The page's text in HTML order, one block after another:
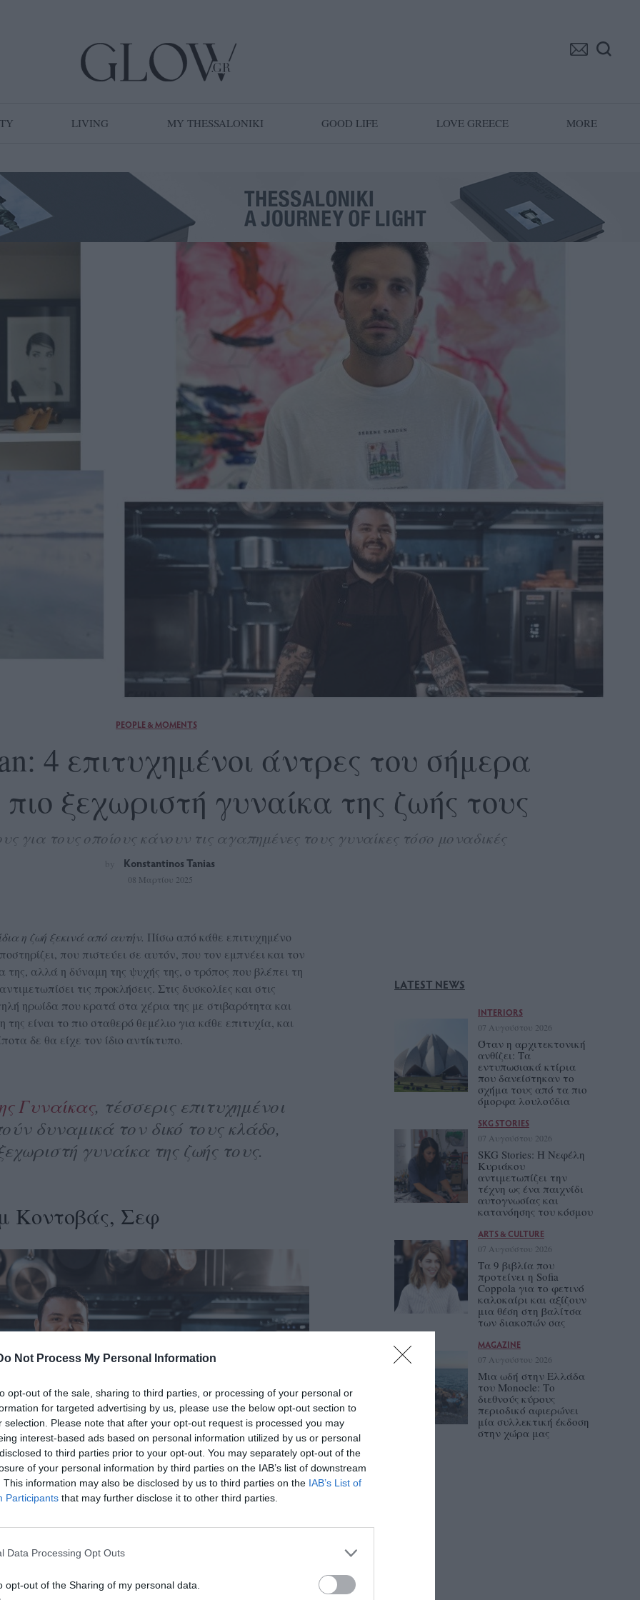
Not Process My Personal Information
opt-out of the sale, sharing to third parties, or processing of your personal or
for targeted advertising by us, please use the below opt-out section to
selection. Please note that after your opt-out request is processed you may
interest-based ads based on personal information utilized by us or personal
to third parties prior to your opt-out. You may separately opt-out of the
of your personal information by third parties on the IAB’s list of downstream
This information may also be disclosed by us to third parties on the IAB’s List of
Participants that may further disclose it to other third parties.
Data Processing Opt Outs
opt-out of the Sharing of my personal data.
LIVING MY THESSALONIKI GOOD LIFE LOVE GREECE MORE
PEOPLE & MOMENTS
4 επιτυχημένοι άντρες του σήμερα
ξεχωριστή γυναίκα της ζωής τους
για τους οποίους κάνουν τις αγαπημένες τους γυναίκες τόσο μοναδικές
by Konstantinos Tanias
08 Μαρτίου 2025
η ζωή ξεκινά από αυτήν. Πίσω από κάθε επιτυχημένο
που πιστεύει σε αυτόν, που τον εμπνέει και τον
της, αλλά η δύναμη της ψυχής της, ο τρόπος που βλέπει τη
τις προκλήσεις. Στις δυσκολίες και στις
ηρωίδα που κρατά στα χέρια της με στιβαρότητα και
είναι το πιο σταθερό θεμέλιο για κάθε επιτυχία, και
δε θα είχε τον ίδιο αντίκτυπο.
Γυναίκας, τέσσερις επιτυχημένοι
δυναμικά τον δικό τους κλάδο,
γυναίκα της ζωής τους.
Κοντοβάς, Σεφ
LATEST NEWS
INTERIORS
07 Αυγούστου 2026
Όταν η αρχιτεκτονική
ανθίζει: Τα
εντυπωσιακά κτίρια
που δανείστηκαν το
σχήμα τους από τα πιο
όμορφα λουλούδια
SKG STORIES
07 Αυγούστου 2026
SKG Stories: Η Νεφέλη
Κυριάκου
αντιμετωπίζει την
τέχνη ως ένα παιχνίδι
αυτογνωσίας και
κατανόησης του κόσμου
ARTS & CULTURE
07 Αυγούστου 2026
Τα 9 βιβλία που
προτείνει η Sofia
Coppola για το φετινό
καλοκαίρι και αξίζουν
μια θέση στη βαλίτσα
των διακοπών σας
MAGAZINE
07 Αυγούστου 2026
Μια ωδή στην Ελλάδα
του Monocle: Το
διεθνούς κύρους
περιοδικό αφιερώνει
μία συλλεκτική έκδοση
στην χώρα μας